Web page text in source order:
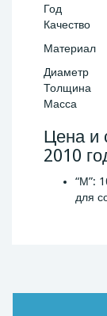
Год
Качество
Материал
Диаметр
Толщина
Масса
Цена и
2010
“М”:
для